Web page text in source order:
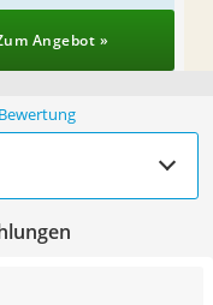
Angebot »